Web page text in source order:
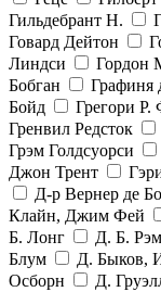
Гильдебрант Н.
Говард Дейтон
Линдси
Гордон
Бобган
Графиня
Бойд
Грегори Р.
Гренвил Редсток
Грэм Голдсуорси
Джон Трент
Д-р Вернер де
Клайн, Джим Фей
Б. Лонг
Д. Б.
Блум
Д. Быков,
Осборн
Д.